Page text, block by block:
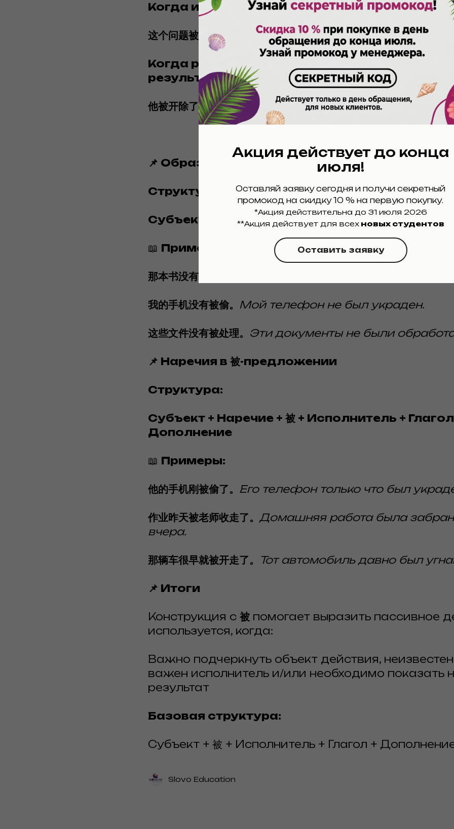
Акция действует до конца
июля!
Оставляй заявку сегодня и получи секретный
промокод на скидку 10 % на первую покупку.
*Акция действительна до 31 июля 2026
**Акция действует для всехновых студентов
Оставить заявку
Когда исполнитель неизвестен или неважен:
这个问题被解决了。 Эта проблема решена.
Когда речь идет о негативном или
результате:
他被开除了。Его уволили.
📌 Образование отрицательных 被-
Структура:
Субъект + 没有 + 被 + Исполнитель + Глагол +
📖 Примеры:
那本书没有被他带走。
我的手机没有被偷。 Мой телефон не был украден.
这些文件没有被处理。 Эти документы не были
📌 Наречия в 被-предложении
Структура:
Субъект + Наречие + 被 + Исполнитель + Глагол
Дополнение
📖 Примеры:
他的手机刚被偷了。 Его телефон только что был
作业昨天被老师收走了。 Домашняя работа была
вчера.
那辆车很早就被开走了。 Тот автомобиль давно был
📌 Итоги
Конструкция с 被 помогает выразить пассивное
используется, когда:
Важно подчеркнуть объект действия,
важен исполнитель и/или необходимо показать
результат
Базовая структура:
Субъект + 被 + Исполнитель + Глагол +
Slovo Education